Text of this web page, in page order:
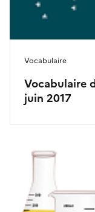
Vocabulaire
juin 2017
Vocabulaire